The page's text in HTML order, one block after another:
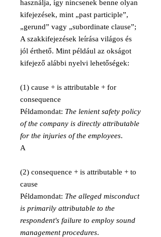
használja, így nincsenek benne olyan
kifejezések, mint „past participle”,
„gerund” vagy „subordinate clause”;
A szakkifejezések leírása világos és
jól érthető. Mint például az okságot
kifejező alábbi nyelvi lehetőségek:
(1) cause + is attributable + for
consequence
Példamondat: The lenient safety policy
of the company is directly attributable
for the injuries of the employees.
A
(2) consequence + is attributable + to
cause
Példamondat: The alleged misconduct
is primarily attributable to the
respondent's failure to employ sound
management procedures.